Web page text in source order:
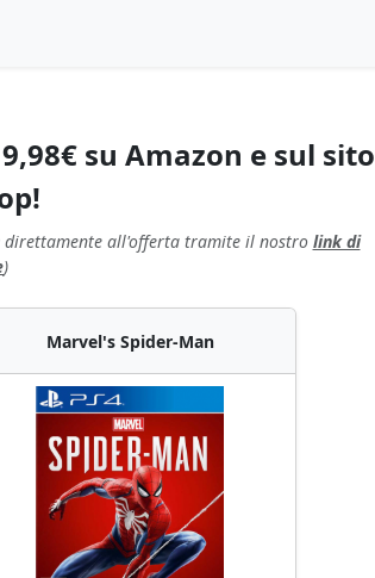
su Amazon e sul sito
direttamente all'offerta tramite il nostro link di
)
Marvel's Spider-Man